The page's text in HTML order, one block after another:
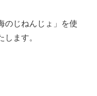
じねんじょ」を使
ます。